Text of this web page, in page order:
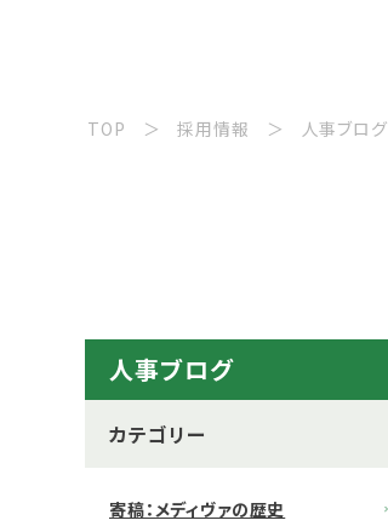
TOP 採用情報 人事ブログ
人事ブログ
カテゴリー
寄稿：メディヴァの歴史